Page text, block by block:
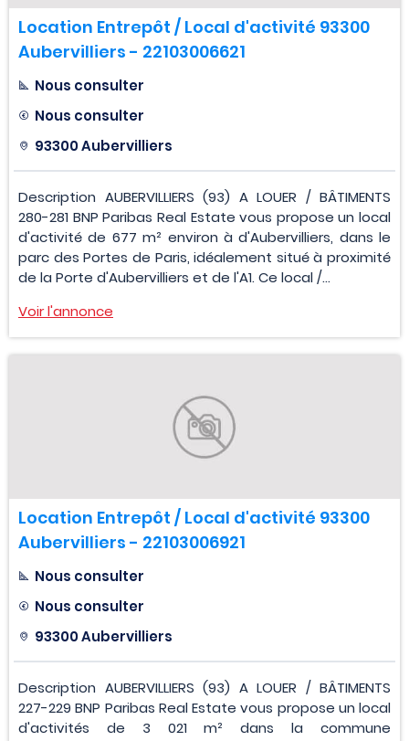
Location Entrepôt / Local d'activité 93300
Aubervilliers - 22103006621
Nous consulter
Nous consulter
93300 Aubervilliers
Description AUBERVILLIERS (93) A LOUER / BÂTIMENTS
280-281 BNP Paribas Real Estate vous propose un local
d'activité de 677 m² environ à d'Aubervilliers, dans le
parc des Portes de Paris, idéalement situé à proximité
de la Porte d'Aubervilliers et de l'A1. Ce local /...
Voir l'annonce
Location Entrepôt / Local d'activité 93300
Aubervilliers - 22103006921
Nous consulter
Nous consulter
93300 Aubervilliers
Description AUBERVILLIERS (93) A LOUER / BÂTIMENTS
227-229 BNP Paribas Real Estate vous propose un local
d'activités de 3 021 m² dans la commune